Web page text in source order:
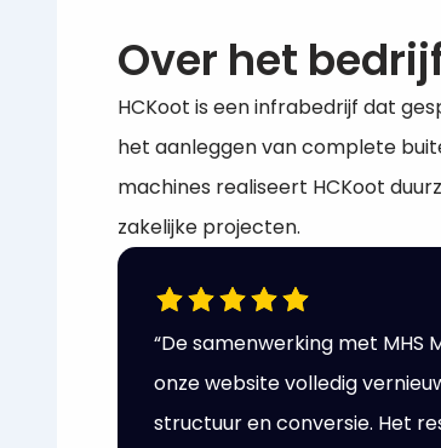
Over het
HCKoot is een infrabedrijf dat
het aanleggen van complete
machines realiseert HCKoot
zakelijke projecten.
“De samenwerking met MHS
onze website volledig
structuur en conversie. Het